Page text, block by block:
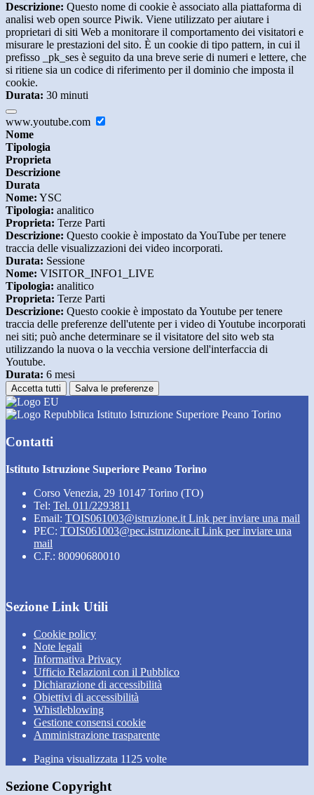
Descrizione: Questo nome di cookie è associato alla piattaforma di
analisi web open source Piwik. Viene utilizzato per aiutare i
proprietari di siti Web a monitorare il comportamento dei visitatori e
misurare le prestazioni del sito. È un cookie di tipo pattern, in cui il
prefisso _pk_ses è seguito da una breve serie di numeri e lettere, che
si ritiene sia un codice di riferimento per il dominio che imposta il
cookie.
Durata: 30 minuti
www.youtube.com
Nome
Tipologia
Proprieta
Descrizione
Durata
Nome: YSC
Tipologia: analitico
Proprieta: Terze Parti
Descrizione: Questo cookie è impostato da YouTube per tenere
traccia delle visualizzazioni dei video incorporati.
Durata: Sessione
Nome: VISITOR_INFO1_LIVE
Tipologia: analitico
Proprieta: Terze Parti
Descrizione: Questo cookie è impostato da Youtube per tenere
traccia delle preferenze dell'utente per i video di Youtube incorporati
nei siti; può anche determinare se il visitatore del sito web sta
utilizzando la nuova o la vecchia versione dell'interfaccia di
Youtube.
Durata: 6 mesi
Accetta tutti Salva le preferenze
Istituto Istruzione Superiore Peano Torino
Contatti
Istituto Istruzione Superiore Peano Torino
Corso Venezia, 29 10147 Torino (TO)
Tel: Tel. 011/2293811
Email: TOIS061003@istruzione.it Link per inviare una mail
PEC: TOIS061003@pec.istruzione.it Link per inviare una
mail
C.F.: 80090680010
Sezione Link Utili
Cookie policy
Note legali
Informativa Privacy
Ufficio Relazioni con il Pubblico
Dichiarazione di accessibilità
Obiettivi di accessibilità
Whistleblowing
Gestione consensi cookie
Amministrazione trasparente
Pagina visualizzata 1125 volte
Sezione Copyright